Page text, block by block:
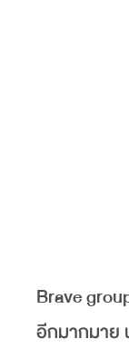
Brave
อีกมากมาย